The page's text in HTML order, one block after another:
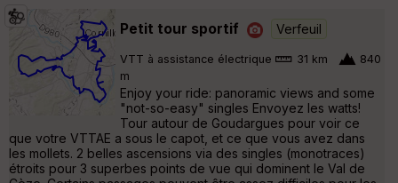
Petit tour sportif Verfeuil
VTT à assistance électrique 31 km
840
m
Enjoy your ride: panoramic views and some
"not-so-easy" singles Envoyez les watts!
Tour autour de Goudargues pour voir ce
que votre VTTAE a sous le capot, et ce que vous avez dans
les mollets. 2 belles ascensions via des singles (monotraces)
étroits pour 3 superbes points de vue qui dominent le Val de